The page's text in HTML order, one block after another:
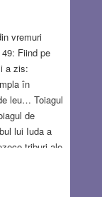
vremuri
Fiind pe
a zis:
în
leu… Toiagul
de
lui Iuda a
triburi ale
tribului lui
unit la
totdeauna